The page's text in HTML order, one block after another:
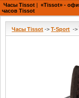
Часы Tissot | «Tissot» -
часов Tissot
Часы Tissot ->T-Sport ->